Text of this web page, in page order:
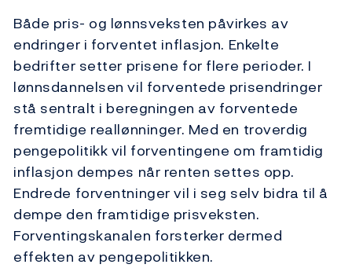
Både pris- og lønnsveksten påvirkes av
endringer i forventet inflasjon. Enkelte
bedrifter setter prisene for flere perioder. I
lønnsdannelsen vil forventede prisendringer
stå sentralt i beregningen av forventede
fremtidige reallønninger. Med en troverdig
pengepolitikk vil forventingene om framtidig
inflasjon dempes når renten settes opp.
Endrede forventninger vil i seg selv bidra til å
dempe den framtidige prisveksten.
Forventingskanalen forsterker dermed
effekten av pengepolitikken.